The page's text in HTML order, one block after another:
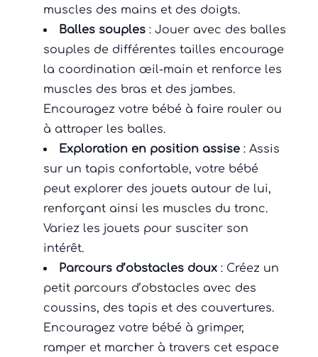
muscles des mains et des doigts.
Balles souples: Jouer avec des balles
souples de différentes tailles encourage
la coordination œil-main et renforce les
muscles des bras et des jambes.
Encouragez votre bébé à faire rouler ou
à attraper les balles.
Exploration en position assise: Assis
sur un tapis confortable, votre bébé
peut explorer des jouets autour de lui,
renforçant ainsi les muscles du tronc.
Variez les jouets pour susciter son
intérêt.
Parcours d’obstacles doux: Créez un
petit parcours d’obstacles avec des
coussins, des tapis et des couvertures.
Encouragez votre bébé à grimper,
ramper et marcher à travers cet espace